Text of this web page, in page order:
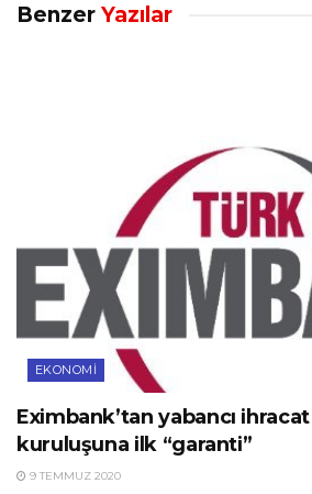
Benzer Yazılar
EKONOMI
Eximbank’tan yabancı
kuruluşuna ilk “garanti”
9 TEMMUZ 2020